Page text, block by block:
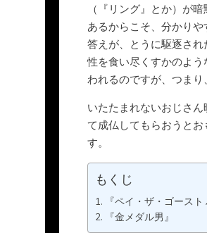
（『リング』とか）が
あるからこそ、分かり
答えが、とうに駆逐さ
性を食い尽くすかのよ
われるのですが、つまり
いたたまれないおじさ
て成仏してもらおうと
す。
もくじ
『ペイ・ザ・ゴース
『金メダル男』